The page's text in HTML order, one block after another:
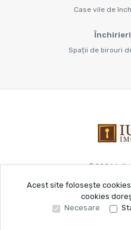
Case vile de
Spații de birouri
©2026
Site creat în
Acest site folosește
cookies
Necesare